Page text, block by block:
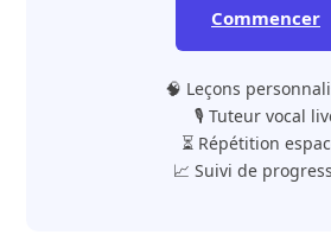
Commencer
🧠 Leçons
🎙️ Tuteur vocal
⏳ Répétition
📈 Suivi de